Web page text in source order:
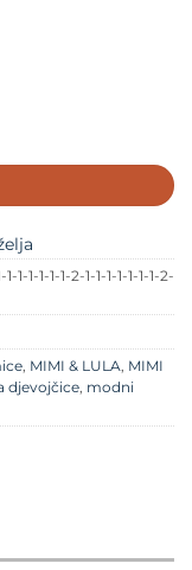
i gusjenica
1-1-1-1-1-2-1-1-1-1-1-1-1-2-
, MIMI & LULA, MIMI
djevojčice, modni